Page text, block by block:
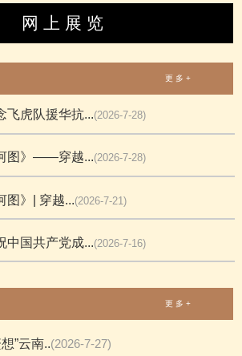
网 上 展 览
更 多 +
飞虎队援华抗...(2026-7-28)
图》——穿越...(2026-7-28)
图》| 穿越...(2026-7-21)
中国共产党成...(2026-7-16)
更 多 +
”云南..(2026-7-27)